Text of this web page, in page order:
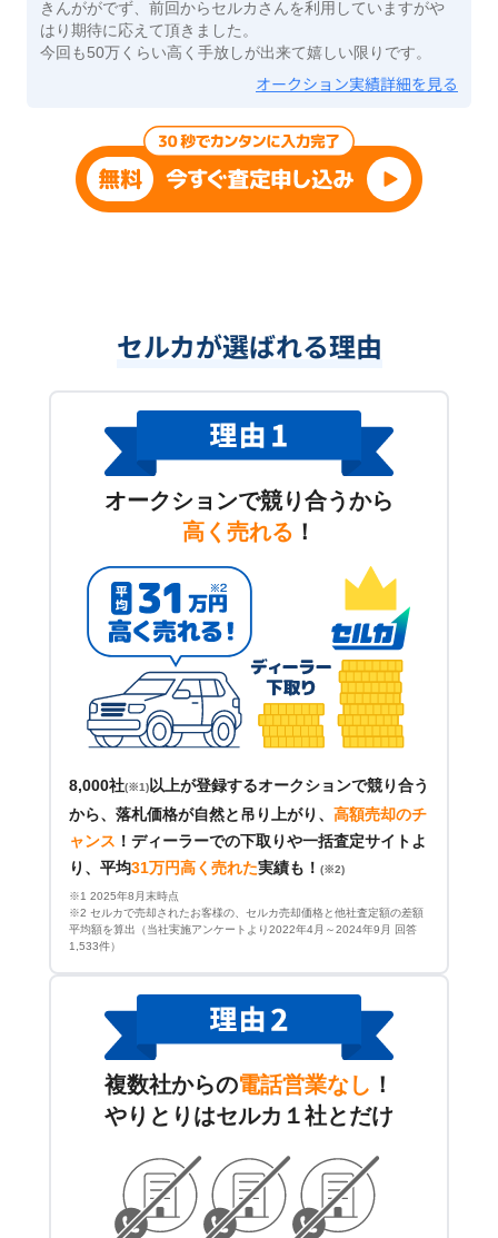
きんががでず、前回からセルカさんを利用していますがや
はり期待に応えて頂きました。
今回も50万くらい高く手放しが出来て嬉しい限りです。
オークション実績詳細を見る
セルカが選ばれる理由
オークションで競り合うから
高く売れる ！
8,000社(※1)以上が登録するオークションで競り合う
から、落札価格が自然と吊り上がり、 高額売却のチ
ャンス ！ ディーラーでの下取りや一括査定サイトよ
り、平均31万円高く売れた実績も！ (※2)
※1 2025年8月末時点
※2 セルカで売却されたお客様の、セルカ売却価格と他社査定額の差額
平均額を算出（当社実施アンケートより2022年4月～2024年9月 回答
1,533件）
複数社からの電話営業なし ！
やりとりはセルカ１社とだけ